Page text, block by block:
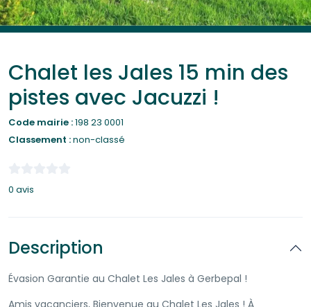
Chalet les Jales 15 min des
pistes avec Jacuzzi !
Code mairie :198 23 0001
Classement :non-classé
0 avis
Description
Évasion Garantie au Chalet Les Jales à Gerbepal !
Amis vacanciers, Bienvenue au Chalet Les Jales ! À